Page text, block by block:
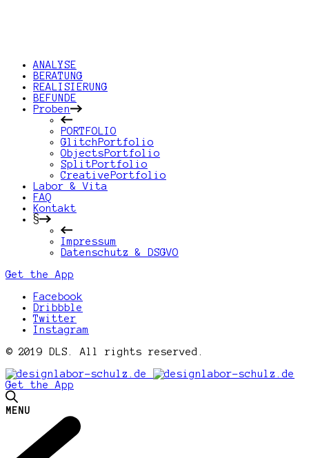
ANALYSE
BERATUNG
REALISIERUNG
BEFUNDE
Proben
PORTFOLIO
GlitchPortfolio
ObjectsPortfolio
SplitPortfolio
CreativePortfolio
Labor & Vita
FAQ
Kontakt
§
Impressum
Datenschutz & DSGVO
Get the App
Facebook
Dribbble
Twitter
Instagram
© 2019 DLS. All rights reserved.
Get the App
MENU